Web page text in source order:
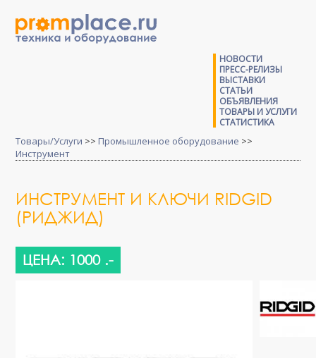
НОВОСТИ
ПРЕСС-РЕЛИЗЫ
ВЫСТАВКИ
СТАТЬИ
ОБЪЯВЛЕНИЯ
ТОВАРЫ И УСЛУГИ
СТАТИСТИКА
Товары/Услуги >> Промышленное оборудование >>
Инструмент
ИНСТРУМЕНТ И КЛЮЧИ RIDGID
(РИДЖИД)
ЦЕНА: 1000 .-